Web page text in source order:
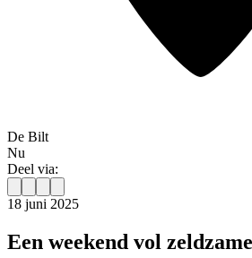
De Bilt
Nu
Deel via:
18 juni 2025
Een weekend vol